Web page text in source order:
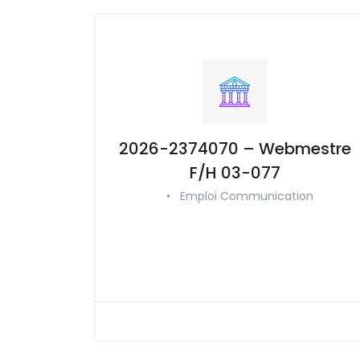
2026-2374070 – Webmestre
F/H 03-077
• Emploi Communication